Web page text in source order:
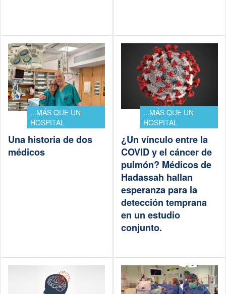
...MÁS QUE UN
HOSPITAL
Una historia de dos
médicos
...MÁS QUE UN
HOSPITAL
¿Un vínculo entre la
COVID y el cáncer de
pulmón? Médicos de
Hadassah hallan
esperanza para la
detección temprana
en un estudio
conjunto.